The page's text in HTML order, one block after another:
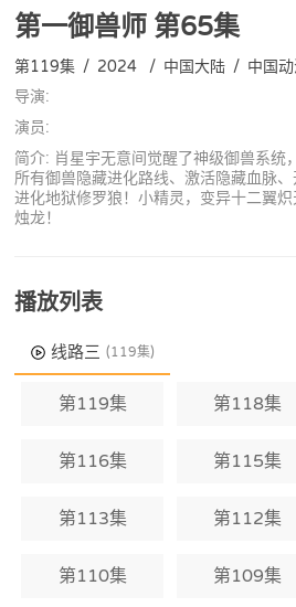
第一御兽师 第65集
第119集 / 2024 / 中国大陆 / 中国
导演:
演员:
简介: 肖星宇无意间觉醒了神级御兽系统
所有御兽隐藏进化路线、激活隐藏血脉
进化地狱修罗狼！小精灵，变异十二翼
烛龙！
播放列表
线路三 (119集)
第119集 第118集
第116集 第115集
第113集 第112集
第110集 第109集